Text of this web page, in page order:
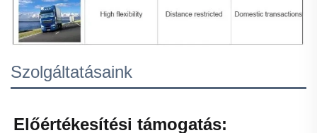
Szolgáltatásaink
Előértékesítési támogatás: